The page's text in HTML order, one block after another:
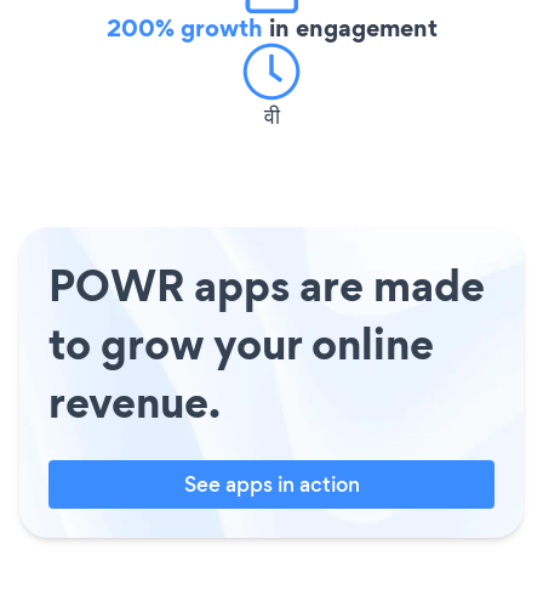
200% growth in engagement
वी
POWR apps are made
to grow your online
revenue.
See apps in action